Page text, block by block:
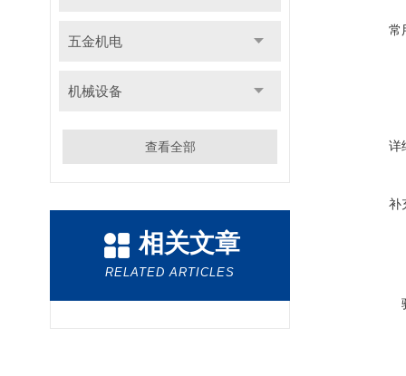
五金机电
机械设备
查看全部
相关文章
RELATED ARTICLES
常
详
补